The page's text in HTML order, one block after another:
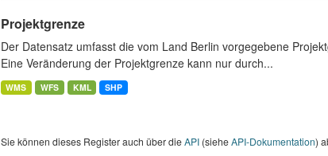
Projektgrenze
Der Datensatz umfasst die vom Land Berlin vorgegebene
Eine Veränderung der Projektgrenze kann nur durch...
WMS WFS KML SHP
Sie können dieses Register auch über dieAPI(sieheAPI-Dokumentation)